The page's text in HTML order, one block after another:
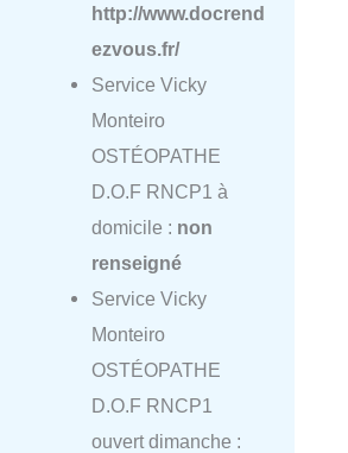
http://www.docrend
ezvous.fr/
Service Vicky
Monteiro
OSTÉOPATHE
D.O.F RNCP1 à
domicile : non
renseigné
Service Vicky
Monteiro
OSTÉOPATHE
D.O.F RNCP1
ouvert dimanche :